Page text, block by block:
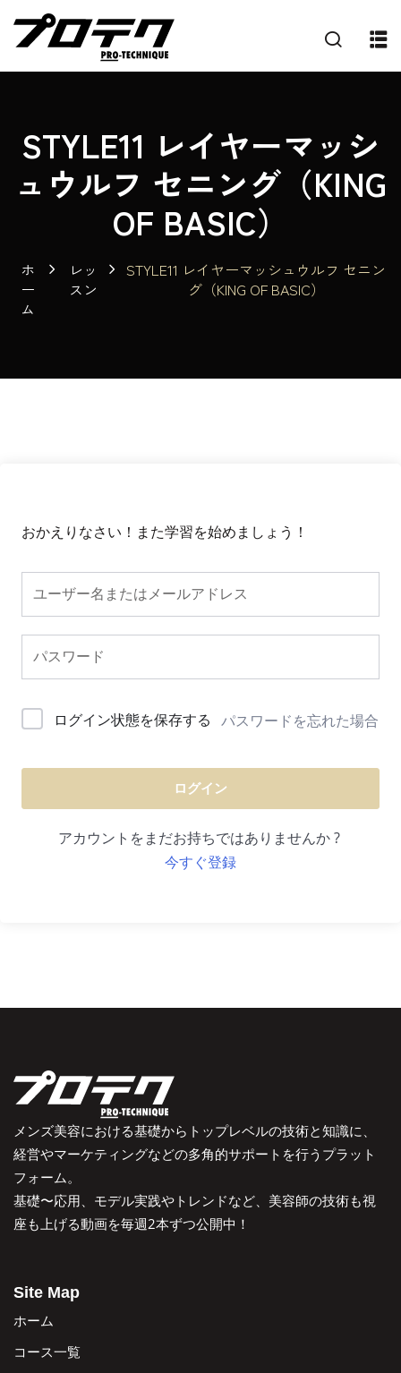
STYLE11 レイヤーマッシ
ュウルフ セニング（KING
OF BASIC）
ホ
ー
ム
レッ
スン
STYLE11 レイヤーマッシュウルフ セニン
グ（KING OF BASIC）
おかえりなさい！また学習を始めましょう！
ログイン状態を保存する パスワードを忘れた場合
ログイン
アカウントをまだお持ちではありませんか ?
今すぐ登録
メンズ美容における基礎からトップレベルの技術と知識に、
経営やマーケティングなどの多角的サポートを行うプラット
フォーム。
基礎〜応用、モデル実践やトレンドなど、美容師の技術も視
座も上げる動画を毎週2本ずつ公開中！
Site Map
ホーム
コース一覧